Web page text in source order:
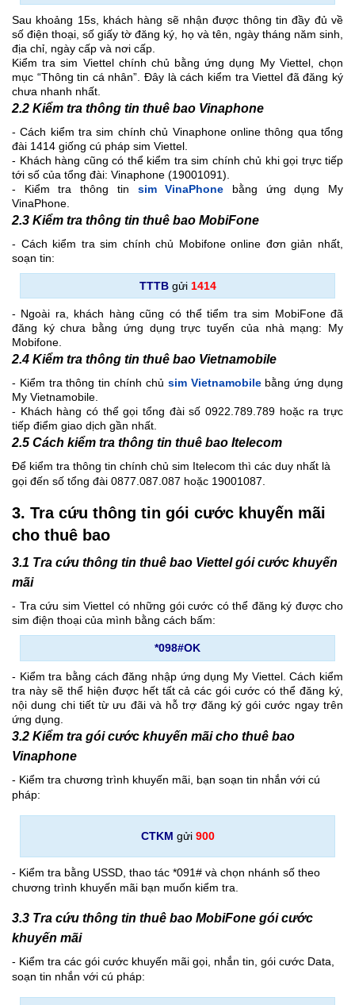
Sau khoảng 15s, khách hàng sẽ nhận được thông tin đầy đủ về
số điện thoại, số giấy tờ đăng ký, họ và tên, ngày tháng năm sinh,
địa chỉ, ngày cấp và nơi cấp.
Kiểm tra sim Viettel chính chủ bằng ứng dụng My Viettel, chọn
mục “Thông tin cá nhân”. Đây là cách kiểm tra Viettel đã đăng ký
chưa nhanh nhất.
2.2 Kiểm tra thông tin thuê bao Vinaphone
- Cách kiểm tra sim chính chủ Vinaphone online thông qua tổng
đài 1414 giống cú pháp sim Viettel.
- Khách hàng cũng có thể kiểm tra sim chính chủ khi gọi trực tiếp
tới số của tổng đài: Vinaphone (19001091).
- Kiểm tra thông tin sim VinaPhone bằng ứng dụng My
VinaPhone.
2.3 Kiểm tra thông tin thuê bao MobiFone
- Cách kiểm tra sim chính chủ Mobifone online đơn giản nhất,
soạn tin:
TTTBgửi 1414
- Ngoài ra, khách hàng cũng có thể tiểm tra sim MobiFone đã
đăng ký chưa bằng ứng dụng trực tuyến của nhà mạng: My
Mobifone.
2.4 Kiểm tra thông tin thuê bao Vietnamobile
- Kiểm tra thông tin chính chủ sim Vietnamobilebằng ứng dụng
My Vietnamobile.
- Khách hàng có thể gọi tổng đài số 0922.789.789 hoặc ra trực
tiếp điểm giao dịch gần nhất.
2.5 Cách kiểm tra thông tin thuê bao Itelecom
Để kiểm tra thông tin chính chủ sim Itelecom thì các duy nhất là
gọi đến số tổng đài 0877.087.087 hoặc 19001087.
3. Tra cứu thông tin gói cước khuyến mãi
cho thuê bao
3.1 Tra cứu thông tin thuê bao Viettel gói cước khuyến
mãi
- Tra cứu sim Viettel có những gói cước có thể đăng ký được cho
sim điện thoại của mình bằng cách bấm:
*098#OK
- Kiểm tra bằng cách đăng nhập ứng dụng My Viettel. Cách kiểm
tra này sẽ thể hiện được hết tất cả các gói cước có thể đăng ký,
nội dung chi tiết từ ưu đãi và hỗ trợ đăng ký gói cước ngay trên
ứng dụng.
3.2 Kiểm tra gói cước khuyến mãi cho thuê bao
Vinaphone
- Kiểm tra chương trình khuyến mãi, bạn soạn tin nhắn với cú
pháp:
CTKM gửi 900
- Kiểm tra bằng USSD, thao tác *091# và chọn nhánh số theo
chương trình khuyến mãi bạn muốn kiểm tra.
3.3 Tra cứu thông tin thuê bao MobiFone gói cước
khuyến mãi
- Kiểm tra các gói cước khuyến mãi gọi, nhắn tin, gói cước Data,
soạn tin nhắn với cú pháp: